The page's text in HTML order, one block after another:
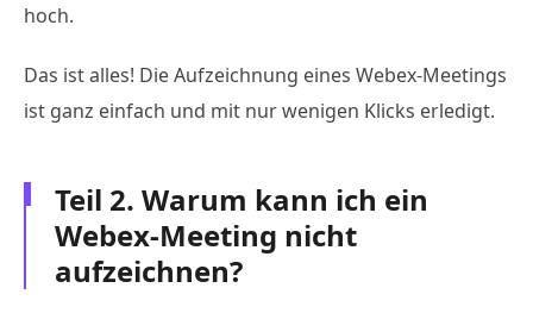
hoch.
Das ist alles! Die Aufzeichnung eines Webex-Meetings
ist ganz einfach und mit nur wenigen Klicks erledigt.
Teil 2. Warum kann ich ein
Webex-Meeting nicht
aufzeichnen?